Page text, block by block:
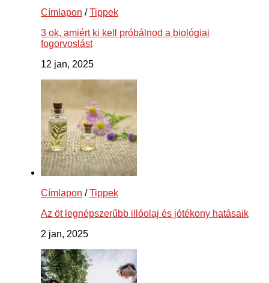
Címlapon /Tippek
3 ok, amiért ki kell próbálnod a biológiai
fogorvoslást
12 jan, 2025
Címlapon /Tippek
Az öt legnépszerűbb illóolaj és jótékony hatásaik
2 jan, 2025